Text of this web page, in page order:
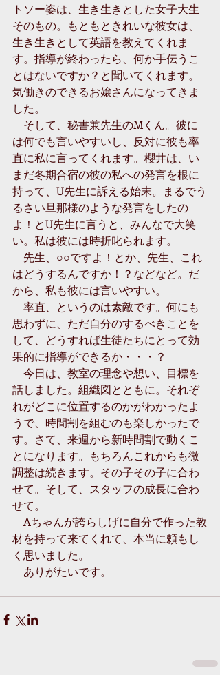
トソー姿は、生き生きとした女子大生
そのもの。もともときれいな彼女は、
生き生きとして英語を教えてくれま
す。指導が終わったら、何か手伝うこ
とはないですか？と聞いてくれます。
気働きのできるお嬢さんになってきま
した。
そして、秘書兼先生のMくん。彼に
は何でも言いやすいし、反対に彼も率
直に私に言ってくれます。櫻井は、い
まだ冬期合宿の彼の私への発言を根に
持って、U先生に訴える始末。まるでう
るさい旦那様のような発言をしたの
よ！とU先生に言うと、みんなで大笑
い。私は彼には時折叱られます。
先生、○○ですよ！とか、先生、これ
はどうするんですか！？などなど。だ
から、私も彼には言いやすい。
率直、というのは素敵です。何にも
思わずに、ただ自分のするべきことを
して、どうすれば生徒たちにとって効
果的に指導ができるか・・・？
今日は、教室の理念や想い、目標を
話しました。組織図とともに。それぞ
れがどこに位置するのかがわかったよ
うで、時間割を組むのも楽しかったで
す。さて、来週から新時間割で動くこ
とになります。もちろんこれからも微
調整は続きます。その子その子に合わ
せて。そして、スタッフの成長に合わ
せて。
Aちゃんが誇らしげに自分で作った教
材を持って来てくれて、本当に頼もし
く思いました。
ありがたいです。